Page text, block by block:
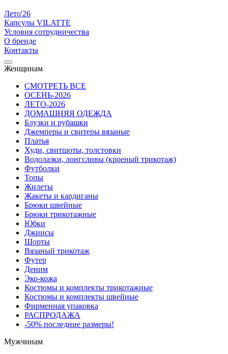
Лето'26
Капсулы VILATTE
Условия сотрудничества
О бренде
Контакты
Женщинам
СМОТРЕТЬ ВСЕ
ОСЕНЬ-2026
ЛЕТО-2026
ДОМАШНЯЯ ОДЕЖДА
Блузки и рубашки
Джемперы и свитеры вязаные
Платья
Худи, свитшоты, толстовки
Водолазки, лонгсливы (кроеный трикотаж)
Футболки
Топы
Жилеты
Жакеты и кардиганы
Брюки швейные
Брюки трикотажные
Юбки
Джинсы
Шорты
Вязаный трикотаж
Футер
Деним
Эко-кожа
Костюмы и комплекты трикотажные
Костюмы и комплекты швейные
Фирменная упаковка
РАСПРОДАЖА
-50% последние размеры!
Мужчинам